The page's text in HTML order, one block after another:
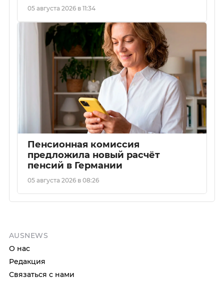
05 августа 2026 в 11:34
Пенсионная комиссия
предложила новый расчёт
пенсий в Германии
05 августа 2026 в 08:26
AUSNEWS
О нас
Редакция
Связаться с нами